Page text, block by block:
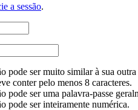
a sessão.
pode ser muito similar à sua
conter pelo menos 8 caracteres.
pode ser uma palavra-passe
pode ser inteiramente numérica.